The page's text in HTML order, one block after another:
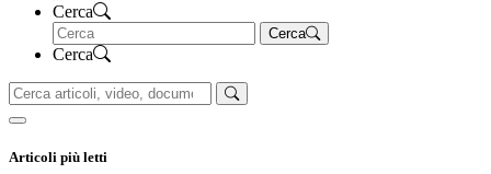
Cerca
Cerca
Cerca
Articoli più letti